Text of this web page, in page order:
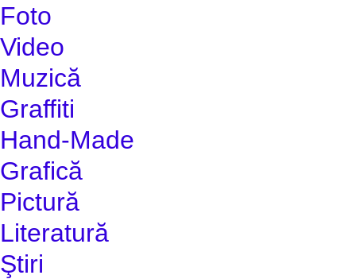
Foto
Video
Muzică
Graffiti
Hand-Made
Grafică
Pictură
Literatură
Ştiri